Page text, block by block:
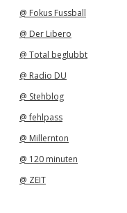
@ Fokus Fussball
@ Der Libero
@ Total beglubbt
@ Radio DU
@ Stehblog
@ fehlpass
@ Millernton
@ 120 minuten
@ ZEIT